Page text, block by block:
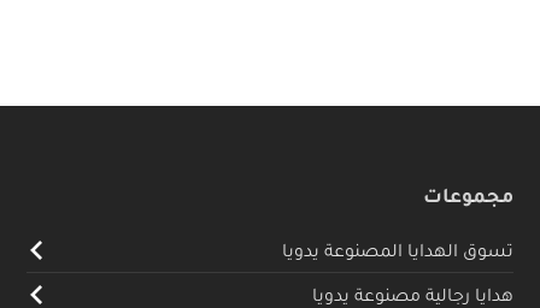
مجموعات
تسوق الهدايا المصنوعة يدويا
هدايا رجالية مصنوعة يدويا